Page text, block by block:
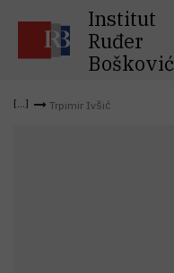
Institut
Ruđer
Bošković
Trpimir Ivšić